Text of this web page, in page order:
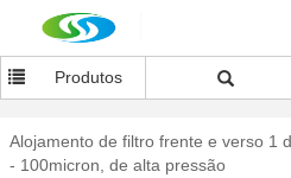
Produtos
Alojamento de filtro frente e verso 1
- 100micron, de alta pressão